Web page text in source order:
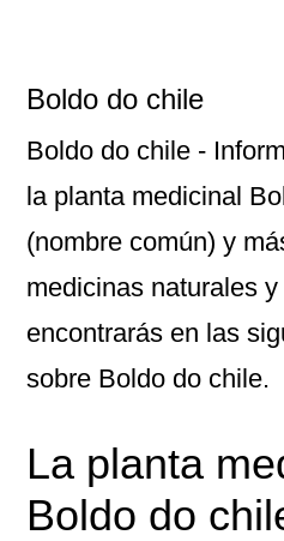
Boldo do chile
Boldo do chile -
la planta medicinal
(nombre común) y
medicinas naturales
encontrarás en las
sobre Boldo do chile.
La planta
Boldo do